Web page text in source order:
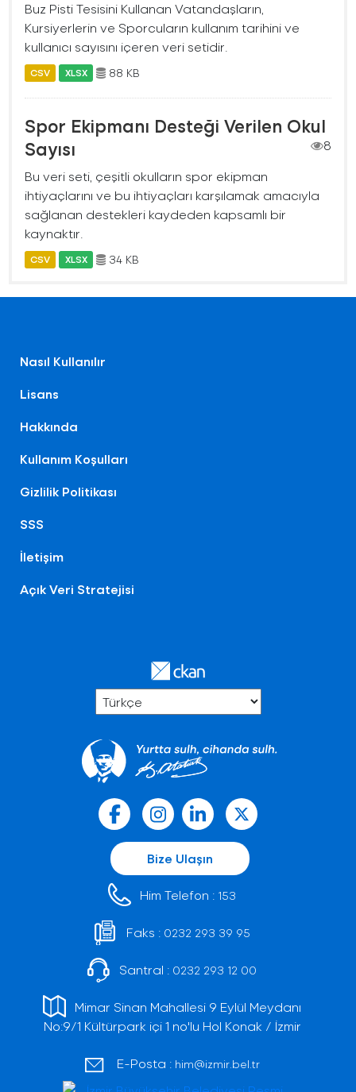
Buz Pisti Tesisini Kullanan Vatandaşların,
Kursiyerlerin ve Sporcuların kullanım tarihini ve
kullanıcı sayısını içeren veri setidir.
CSV XLSX 88 KB
Spor Ekipmanı Desteği Verilen Okul
Sayısı
8
Bu veri seti, çeşitli okulların spor ekipman
ihtiyaçlarını ve bu ihtiyaçları karşılamak amacıyla
sağlanan destekleri kaydeden kapsamlı bir
kaynaktır.
CSV XLSX 34 KB
Nasıl Kullanılır
Lisans
Hakkında
Kullanım Koşulları
Gizlilik Politikası
SSS
İletişim
Açık Veri Stratejisi
Bize Ulaşın
Him Telefon : 153
Faks : 0232 293 39 95
Santral : 0232 293 12 00
Mimar Sinan Mahallesi 9 Eylül Meydanı
No:9/1 Kültürpark içi 1 no'lu Hol Konak / İzmir
E-Posta : him@izmir.bel.tr